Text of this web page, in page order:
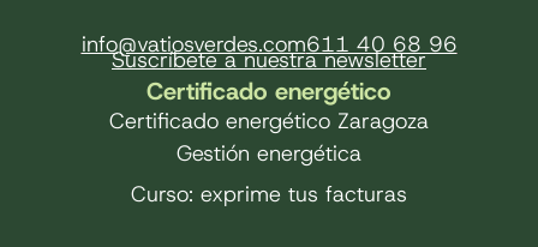
info@vatiosverdes.com611 40 68 96
Suscríbete a nuestra newsletter
Certificado energético
Certificado energético Zaragoza
Gestión energética
Curso: exprime tus facturas